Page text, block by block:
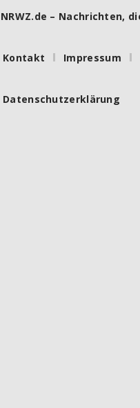
NRWZ.de – Nachrichten,
Kontakt Impressum
Datenschutzerklärung